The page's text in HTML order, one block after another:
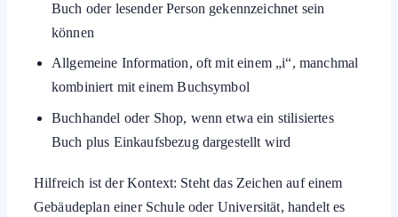
Buch oder lesender Person gekennzeichnet sein
können
Allgemeine Information, oft mit einem „i“, manchmal
kombiniert mit einem Buchsymbol
Buchhandel oder Shop, wenn etwa ein stilisiertes
Buch plus Einkaufsbezug dargestellt wird
Hilfreich ist der Kontext: Steht das Zeichen auf einem
Gebäudeplan einer Schule oder Universität, handelt es